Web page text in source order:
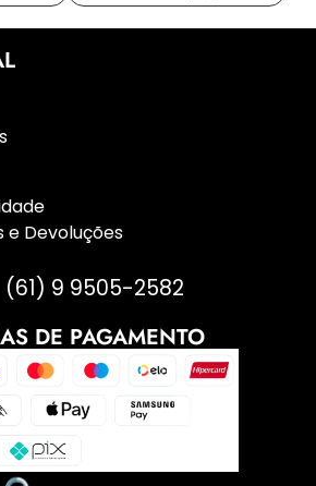
e Devoluções
(61) 9 9505-2582
DE PAGAMENTO